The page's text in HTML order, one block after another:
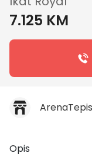
7.125 KM
Opis